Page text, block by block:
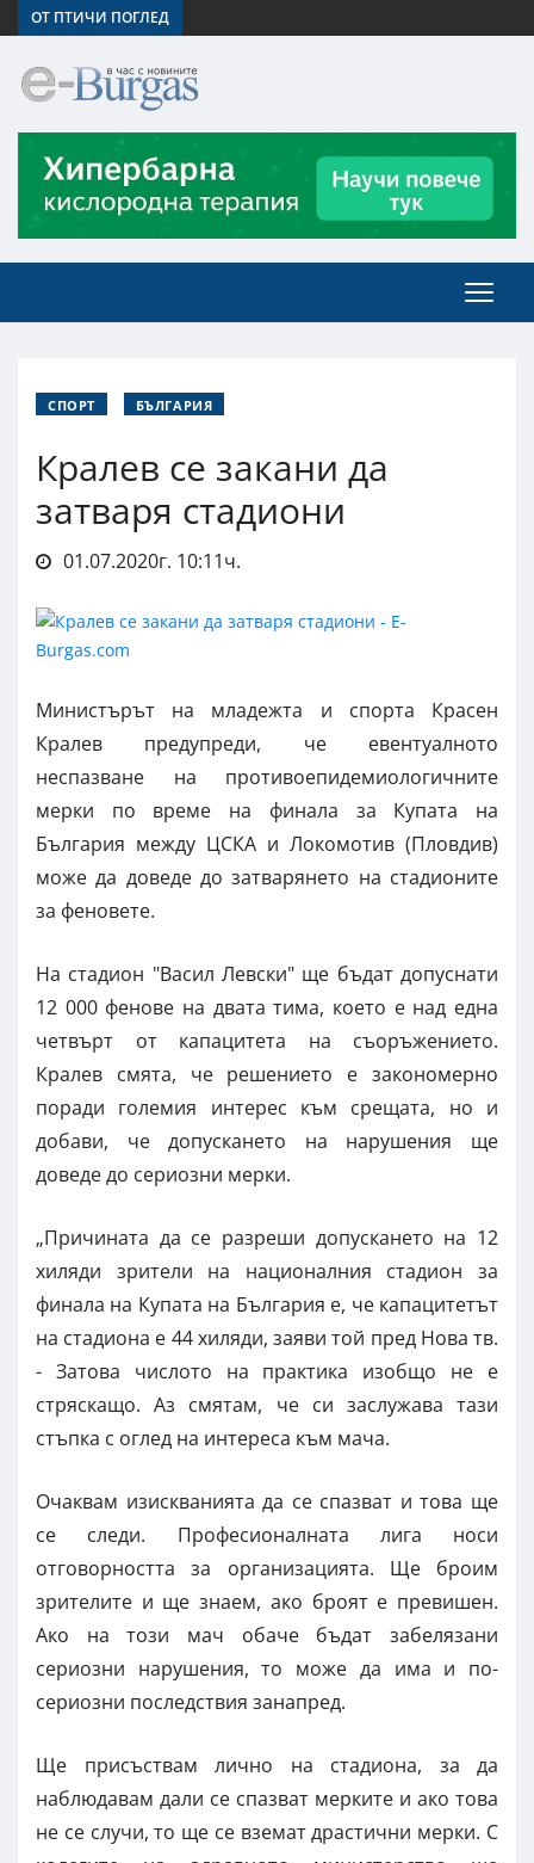
ОТ ПТИЧИ ПОГЛЕД
СПОРТ БЪЛГАРИЯ
Кралев се закани да
затваря стадиони
01.07.2020г. 10:11ч.
Министърът на младежта и спорта Красен
Кралев предупреди, че евентуалното
неспазване на противоепидемиологичните
мерки по време на финала за Купата на
България между ЦСКА и Локомотив (Пловдив)
може да доведе до затварянето на стадионите
за феновете.
На стадион "Васил Левски" ще бъдат допуснати
12 000 фенове на двата тима, което е над една
четвърт от капацитета на съоръжението.
Кралев смята, че решението е закономерно
поради големия интерес към срещата, но и
добави, че допускането на нарушения ще
доведе до сериозни мерки.
„Причината да се разреши допускането на 12
хиляди зрители на националния стадион за
финала на Купата на България е, че капацитетът
на стадиона е 44 хиляди, заяви той пред Нова тв.
- Затова числото на практика изобщо не е
стряскащо. Аз смятам, че си заслужава тази
стъпка с оглед на интереса към мача.
Очаквам изискванията да се спазват и това ще
се следи. Професионалната лига носи
отговорността за организацията. Ще броим
зрителите и ще знаем, ако броят е превишен.
Ако на този мач обаче бъдат забелязани
сериозни нарушения, то може да има и по-
сериозни последствия занапред.
Ще присъствам лично на стадиона, за да
наблюдавам дали се спазват мерките и ако това
не се случи, то ще се вземат драстични мерки. С